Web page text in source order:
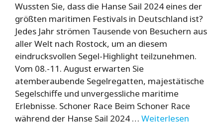
Wussten Sie, dass die Hanse Sail 2024 eines der
größten maritimen Festivals in Deutschland ist?
Jedes Jahr strömen Tausende von Besuchern aus
aller Welt nach Rostock, um an diesem
eindrucksvollen Segel-Highlight teilzunehmen.
Vom 08.-11. August erwarten Sie
atemberaubende Segelregatten, majestätische
Segelschiffe und unvergessliche maritime
Erlebnisse. Schoner Race Beim Schoner Race
während der Hanse Sail 2024 … Weiterlesen